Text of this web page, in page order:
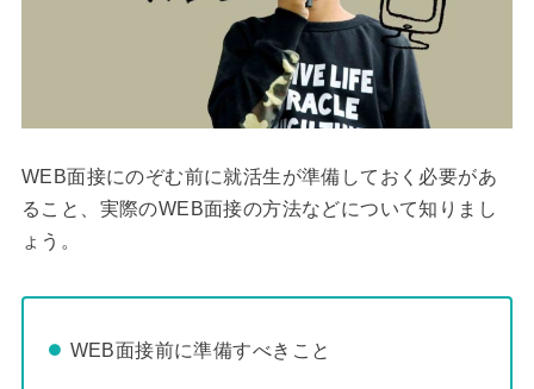
WEB面接にのぞむ前に就活生が準備しておく必要があ
ること、実際のWEB面接の方法などについて知りまし
ょう。
WEB面接前に準備すべきこと